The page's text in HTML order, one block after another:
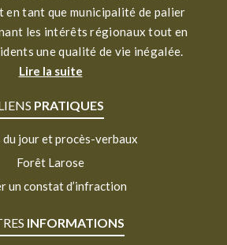
en tant que municipalité de palier
les intérêts régionaux tout en
une qualité de vie inégalée.
Lire la suite
PRATIQUES
du jour et procès-verbaux
Forêt Larose
un constat d’infraction
INFORMATIONS